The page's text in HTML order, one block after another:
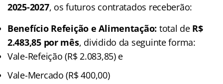
2025-2027, os futuros contratados receberão:
Benefício Refeição e Alimentação: total de R$
2.483,85 por mês, dividido da seguinte forma:
Vale-Refeição (R$ 2.083,85) e
Vale-Mercado (R$ 400,00)